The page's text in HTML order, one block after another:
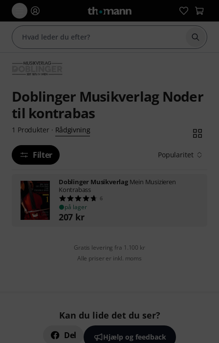
Start
Doblinger Musikverlag Noder
til kontrabas
1 Produkter· Rådgivning
Filter Popularitet
Doblinger Musikverlag Mein Musizieren
Kontrabass
6
på lager
207 kr
Gratis levering fra 1.100 kr
Alle priser er inkl. moms
Kan du lide det du ser?
Del Hjælp og feedback